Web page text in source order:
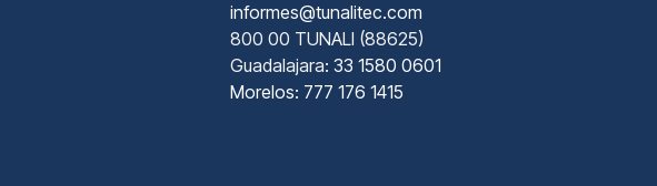
informes@tunalitec.com
800 00 TUNALI (88625)
Guadalajara: 33 1580 0601
Morelos: 777 176 1415